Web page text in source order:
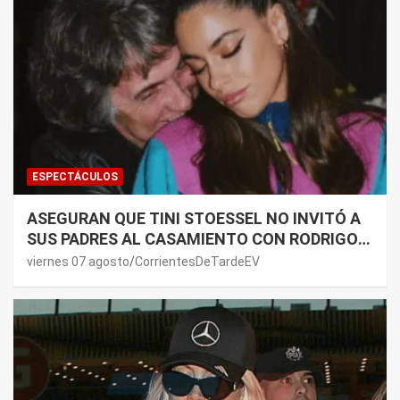
ESPECTÁCULOS
ASEGURAN QUE TINI STOESSEL NO INVITÓ A
SUS PADRES AL CASAMIENTO CON RODRIGO
DE PAUL: LOS MOTIVOS
viernes 07 agosto CorrientesDeTardeEV